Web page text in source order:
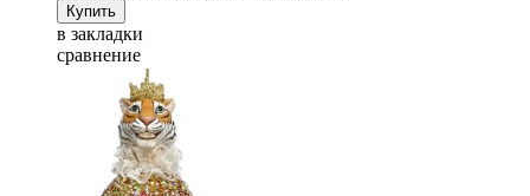
в закладки
сравнение